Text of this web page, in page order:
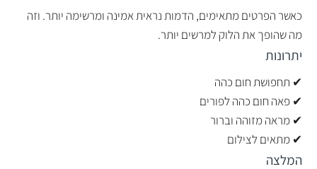
כאשר הפרטים מתאימים, הדמות נראית אמינה ומרשימה יותר. וזה
מה שהופך את הלוק למרשים יותר.
יתרונות
✔ תחפושת חום כהה
✔ פאה חום כהה לפורים
✔ מראה מזוהה וברור
✔ מתאים לצילום
המלצה